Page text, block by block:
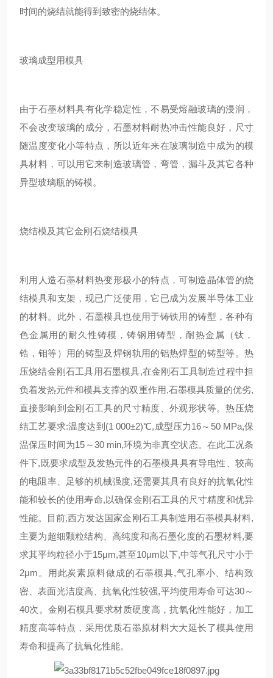
时间的烧结就能得到致密的烧结体。
玻璃成型用模具
由于石墨材料具有化学稳定性，不易受熔融玻璃的浸润，
不会改变玻璃的成分，石墨材料耐热冲击性能良好，尺寸
随温度变化小等特点，所以近年来在玻璃制造中成为的模
具材料，可以用它来制造玻璃管，弯管，漏斗及其它各种
异型玻璃瓶的铸模。
烧结模及其它金刚石烧结模具
利用人造石墨材料热变形极小的特点，可制造晶体管的烧
结模具和支架，现已广泛使用，它已成为发展半导体工业
的材料。此外，石墨模具也使用于铸铁用的铸型，各种有
色金属用的耐久性铸模，铸钢用铸型，耐热金属（钛，
锆，钼等）用的铸型及焊钢轨用的铝热焊型的铸型等。热
压烧结金刚石工具用石墨模具,在金刚石工具制造过程中担
负着发热元件和模具支撑的双重作用,石墨模具质量的优劣,
直接影响到金刚石工具的尺寸精度、外观形状等。热压烧
结工艺要求:温度达到(1 000±2)℃,成型压力16～50 MPa,保
温保压时间为15～30 min,环境为非真空状态。在此工况条
件下,既要求成型及发热元件的石墨模具具有导电性、较高
的电阻率、足够的机械强度,还需要其具有良好的抗氧化性
能和较长的使用寿命,以确保金刚石工具的尺寸精度和优异
性能。目前,西方发达国家金刚石工具制造用石墨模具材料,
主要为超细颗粒结构、高纯度和高石墨化度的石墨材料,要
求其平均粒径小于15μm,甚至10μm以下,中等气孔尺寸小于
2μm。用此炭素原料做成的石墨模具,气孔率小、结构致
密、表面光洁度高、抗氧化性较强,平均使用寿命可达30～
40次。金刚石模具要求材质硬度高，抗氧化性能好，加工
精度高等特点，采用优质石墨原材料大大延长了模具使用
寿命和提高了抗氧化性能。